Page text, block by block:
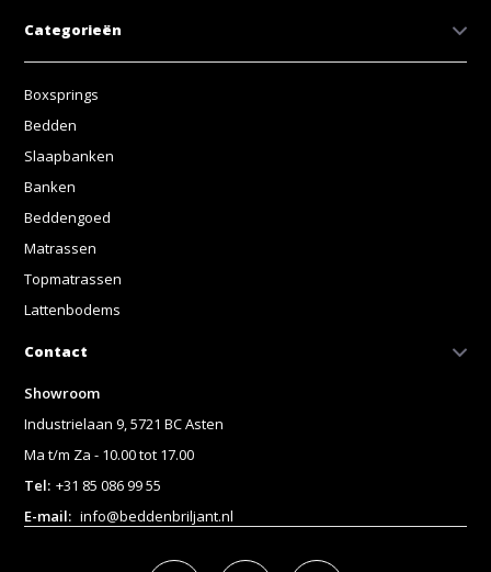
Categorieën
Boxsprings
Bedden
Slaapbanken
Banken
Beddengoed
Matrassen
Topmatrassen
Lattenbodems
Contact
Showroom
Industrielaan 9, 5721 BC Asten
Ma t/m Za - 10.00 tot 17.00
Tel: +31 85 086 99 55
E-mail: info@beddenbriljant.nl